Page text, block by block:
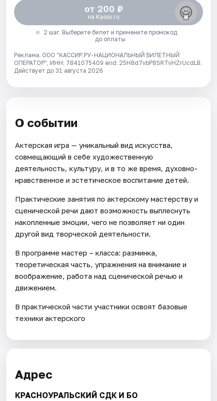
от 200 ₽
на Kassir.ru
2 шаг. Выберите билет и примените промокод
до оплаты
Реклама. ООО "КАССИР.РУ-НАЦИОНАЛЬНЫЙ БИЛЕТНЫЙ
ОПЕРАТОР", ИНН: 7841075409 erid: 25H8d7vbP8SRTvHZrUcdLB.
Действует до 31 августа 2026
О событии
Актерская игра — уникальный вид искусства,
совмещающий в себе художественную
деятельность, культуру, и в то же время, духовно-
нравственное и эстетическое воспитание детей.
Практические занятия по актерскому мастерству и
сценической речи дают возможность выплеснуть
накопленные эмоции, чего не позволяет ни один
другой вид творческой деятельности.
В программе мастер – класса: разминка,
теоретическая часть, упражнения на внимание и
воображение, работа над сценической речью и
движением.
В практической части участники освоят базовые
техники актерского
Адрес
КРАСНОУРАЛЬСКИЙ СДК И БО